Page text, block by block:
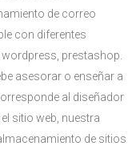
de correo
con diferentes
prestashop.
asesorar o enseñar a
al diseñador
sitio web, nuestra
de sitios